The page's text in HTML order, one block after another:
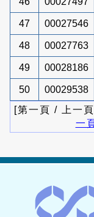
47 00027546
48 00027763
49 00028186
50 00029538
[第一頁 / 上一
一